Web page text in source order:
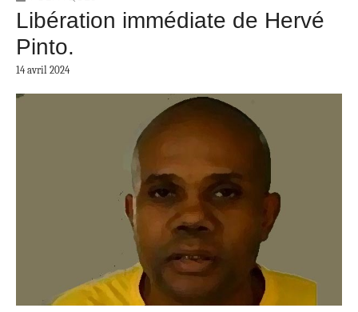
Libération immédiate de Hervé
Pinto.
14 avril 2024